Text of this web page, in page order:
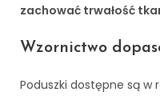
zachować trwałość
Wzornictwo
Poduszki dostępne są w